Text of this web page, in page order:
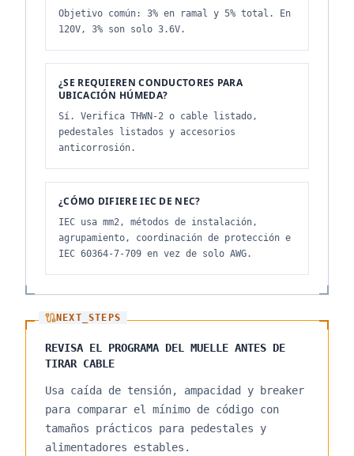
Objetivo común: 3% en ramal y 5% total. En
120V, 3% son solo 3.6V.
¿SE REQUIEREN CONDUCTORES PARA
UBICACIÓN HÚMEDA?
Sí. Verifica THWN-2 o cable listado,
pedestales listados y accesorios
anticorrosión.
¿CÓMO DIFIERE IEC DE NEC?
IEC usa mm2, métodos de instalación,
agrupamiento, coordinación de protección e
IEC 60364-7-709 en vez de solo AWG.
NEXT_STEPS
REVISA EL PROGRAMA DEL MUELLE ANTES DE
TIRAR CABLE
Usa caída de tensión, ampacidad y breaker
para comparar el mínimo de código con
tamaños prácticos para pedestales y
alimentadores estables.